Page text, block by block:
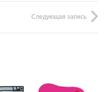
Следующая запись